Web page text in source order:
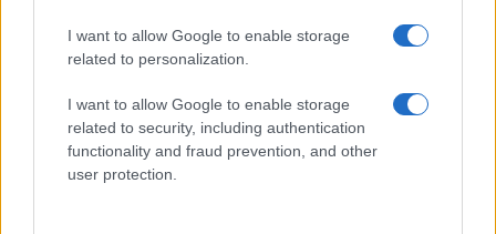
I want to allow Google to enable storage
related to personalization.
I want to allow Google to enable storage
related to security, including authentication
functionality and fraud prevention, and other
user protection.